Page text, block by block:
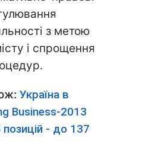
з метою
і спрощення
Україна в
Business-2013
позицій - до 137